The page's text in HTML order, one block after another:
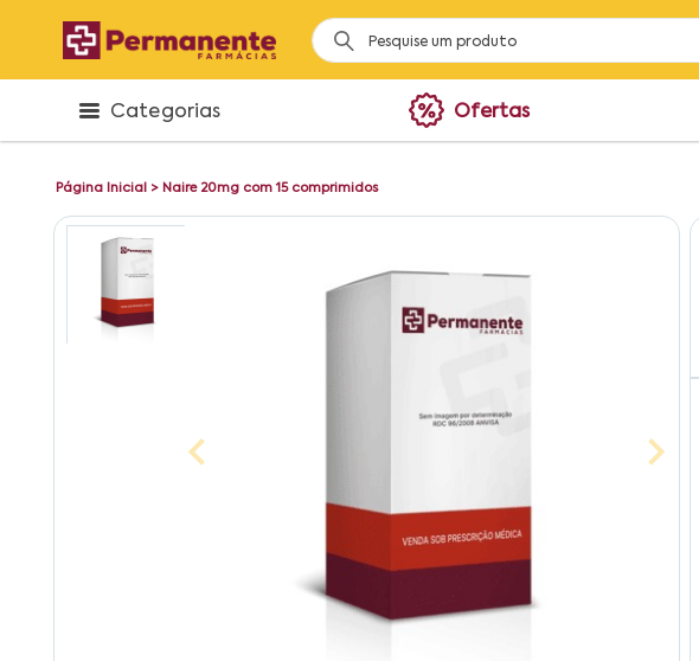
Categorias Ofertas
Página Inicial > Naire 20mg com 15 comprimidos